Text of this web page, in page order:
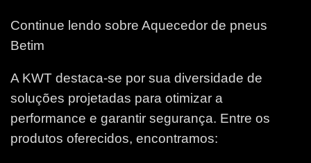
Continue lendo sobre Aquecedor de pneus
Betim
A KWT destaca-se por sua diversidade de
soluções projetadas para otimizar a
performance e garantir segurança. Entre os
produtos oferecidos, encontramos: